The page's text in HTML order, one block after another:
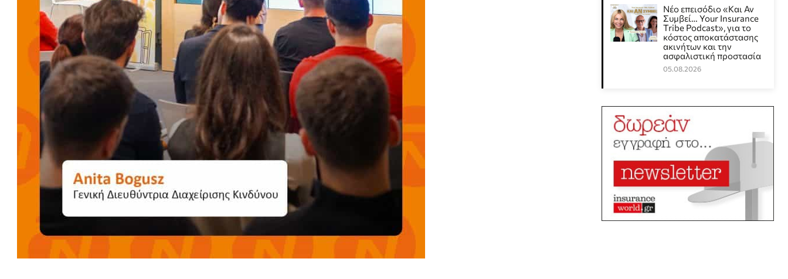
Νέο επεισόδιο «Και Αν
Συμβεί… Your Insurance
Tribe Podcast», για το
κόστος αποκατάστασης
ακινήτων και την
ασφαλιστική προστασία
05.08.2026